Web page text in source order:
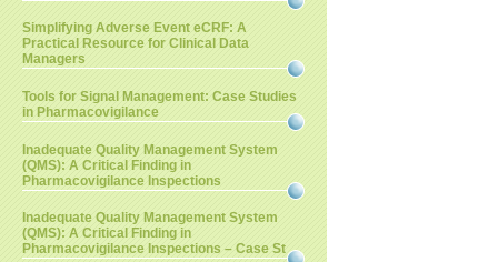
Simplifying Adverse Event eCRF: A
Practical Resource for Clinical Data
Managers
Tools for Signal Management: Case Studies
in Pharmacovigilance
Inadequate Quality Management System
(QMS): A Critical Finding in
Pharmacovigilance Inspections
Inadequate Quality Management System
(QMS): A Critical Finding in
Pharmacovigilance Inspections – Case St